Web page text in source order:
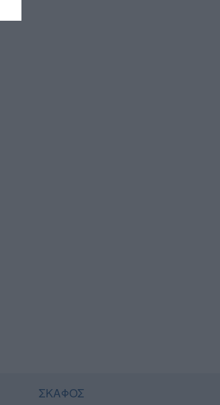
ΣΚΑΦΟΣ